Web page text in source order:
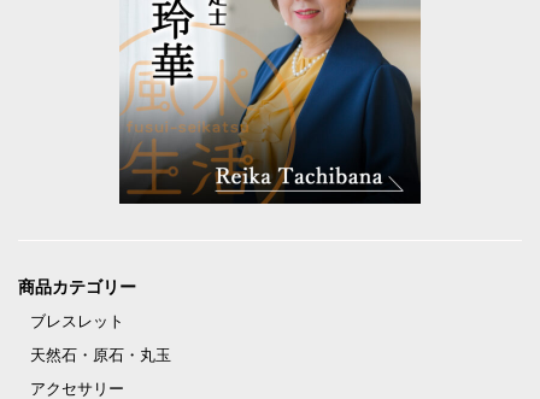
商品カテゴリー
ブレスレット
天然石・原石・丸玉
アクセサリー